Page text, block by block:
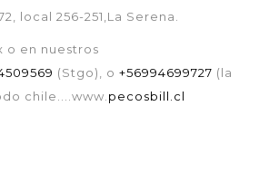
local 256-251,La Serena.
o en nuestros
(Stgo), o +56994699727 (la
chile....www. pecosbill.cl